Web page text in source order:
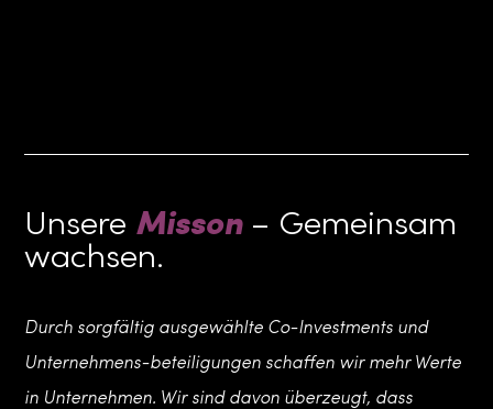
Unsere Misson – Gemeinsam
wachsen.
Durch sorgfältig ausgewählte Co-Investments und
Unternehmens-beteiligungen schaffen wir mehr Werte
in Unternehmen. Wir sind davon überzeugt, dass